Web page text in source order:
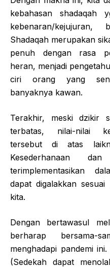
kebahasan shadaqah
kebenaran/
Shadaqah merupakan
penuh dengan rasa
heran, menjadi
ciri orang yang
banyaknya kawan.
Terakhir, meski dzikir
terbatas, nilai-nilai
tersebut di atas
Kesederhanaan
terimplementasikan
dapat digalakkan
kita.
Dengan bertawasul
berharap bersama-
menghadapi pandemi ini.
(Sedekah dapat